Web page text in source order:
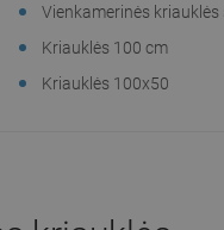
Vienkamerinės
Kriauklės 100 cm
Kriauklės 100x50